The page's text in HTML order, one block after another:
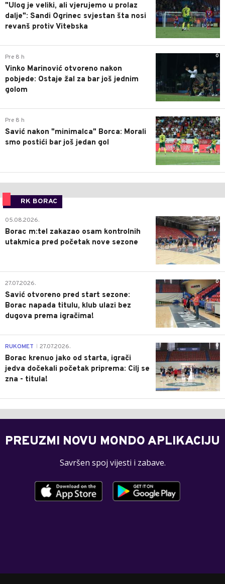
"Ulog je veliki, ali vjerujemo u prolaz
dalje": Sandi Ogrinec svjestan šta nosi
revanš protiv Vitebska
0
Pre 8 h
Vinko Marinović otvoreno nakon
pobjede: Ostaje žal za bar još jednim
golom
0
Pre 8 h
Savić nakon "minimalca" Borca: Morali
smo postići bar još jedan gol
RK BORAC
0
05.08.2026.
Borac m:tel zakazao osam kontrolnih
utakmica pred početak nove sezone
0
27.07.2026.
Savić otvoreno pred start sezone:
Borac napada titulu, klub ulazi bez
dugova prema igračima!
0
RUKOMET 27.07.2026.
Borac krenuo jako od starta, igrači
jedva dočekali početak priprema: Cilj se
zna - titula!
PREUZMI NOVU MONDO APLIKACIJU
Savršen spoj vijesti i zabave.